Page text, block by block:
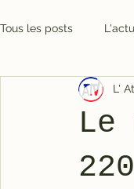
Tous les posts
Le
L'